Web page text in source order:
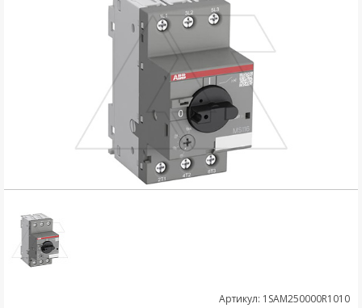
Артикул: 1SAM250000R1010